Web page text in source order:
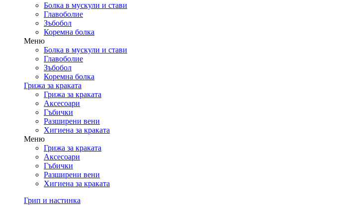
Болка в мускули и стави
Главоболие
Зъбобол
Коремна болка
Меню
Болка в мускули и стави
Главоболие
Зъбобол
Коремна болка
Грижа за краката
Грижа за краката
Аксесоари
Гъбички
Разширени вени
Хигиена за краката
Меню
Грижа за краката
Аксесоари
Гъбички
Разширени вени
Хигиена за краката
Грип и настинка